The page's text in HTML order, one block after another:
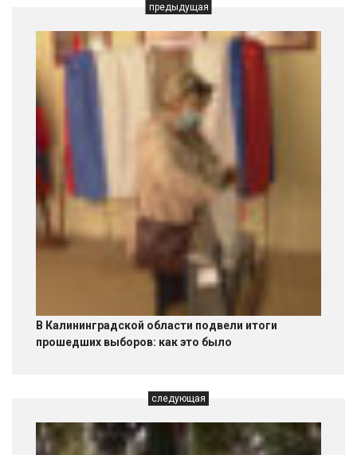
предыдущая
В Калининградской области подвели итоги
прошедших выборов: как это было
следующая